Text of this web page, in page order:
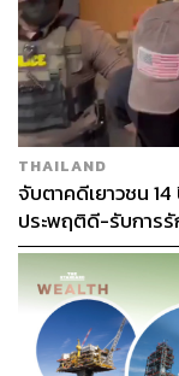
THAILAND
จับตาคดีเยาวชน
ประพฤติดี-รับการรั